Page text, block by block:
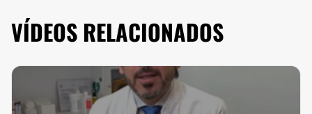
VÍDEOS RELACIONADOS